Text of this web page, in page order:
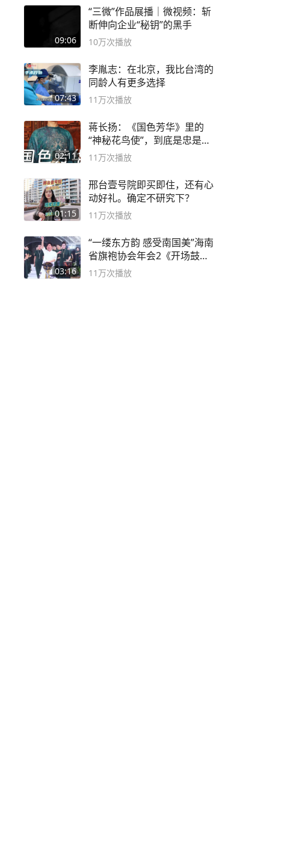
09:06
“三微”作品展播｜微视频：斩
断伸向企业“秘钥”的黑手
10万次播放
07:43
李胤志：在北京，我比台湾的
同龄人有更多选择
11万次播放
02:11
蒋长扬：《国色芳华》里的
“神秘花鸟使”，到底是忠是
奸？
11万次播放
01:15
邢台壹号院即买即住，还有心
动好礼。确定不研究下？
11万次播放
03:16
“一缕东方韵 感受南国美”海南
省旗袍协会年会2《开场鼓》
二团
11万次播放